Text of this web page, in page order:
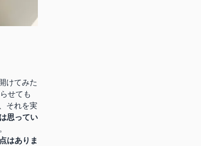
けてみた
せても
それを実
思ってい
はありま